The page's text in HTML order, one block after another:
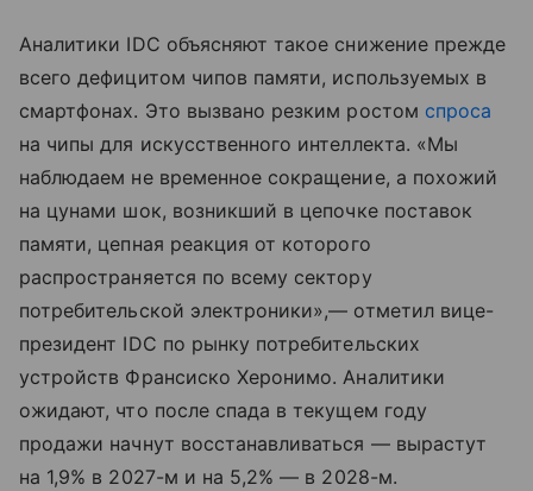
Аналитики IDC объясняют такое снижение прежде
всего дефицитом чипов памяти, используемых в
смартфонах. Это вызвано резким ростом спроса
на чипы для искусственного интеллекта. «Мы
наблюдаем не временное сокращение, а похожий
на цунами шок, возникший в цепочке поставок
памяти, цепная реакция от которого
распространяется по всему сектору
потребительской электроники»,— отметил вице-
президент IDC по рынку потребительских
устройств Франсиско Херонимо. Аналитики
ожидают, что после спада в текущем году
продажи начнут восстанавливаться — вырастут
на 1,9% в 2027-м и на 5,2% — в 2028-м.